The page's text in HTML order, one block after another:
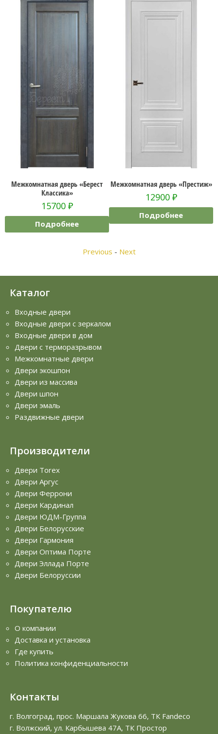
Межкомнатная дверь «Берест
Классика»
15700 ₽
Подробнее
Межкомнатная дверь «Престиж»
12900 ₽
Подробнее
Previous - Next
Каталог
Входные двери
Входные двери с зеркалом
Входные двери в дом
Двери с терморазрывом
Межкомнатные двери
Двери экошпон
Двери из массива
Двери шпон
Двери эмаль
Раздвижные двери
Производители
Двери Torex
Двери Аргус
Двери Феррони
Двери Кардинал
Двери ЮДМ-Группа
Двери Белорусские
Двери Гармония
Двери Оптима Порте
Двери Эллада Порте
Двери Белоруссии
Покупателю
О компании
Доставка и установка
Где купить
Политика конфиденциальности
Контакты
г. Волгоград, прос. Маршала Жукова 66, ТК Fandeco
г. Волжский, ул. Карбышева 47А, ТК Простор